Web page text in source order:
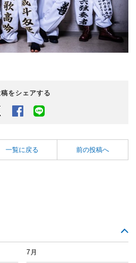
をシェアする
Twitter Facebook
一覧に戻る 前の投稿へ
7月